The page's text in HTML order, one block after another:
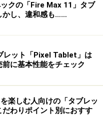
える）で印刷物と見間
れならば、ディスプレ
が気になることはあり
ツキ感があるので、長
もいるはずです。
ば楽天から購入し、他で
末は、KindleやKoboア
クの「Fire Max 11」タブ
かし、違和感も……
レット「Pixel Tablet」は
に基本性能をチェック
楽しむ人向けの「タブレッ
だわりポイント別におすす